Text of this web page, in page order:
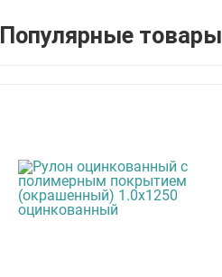
Популярные товары